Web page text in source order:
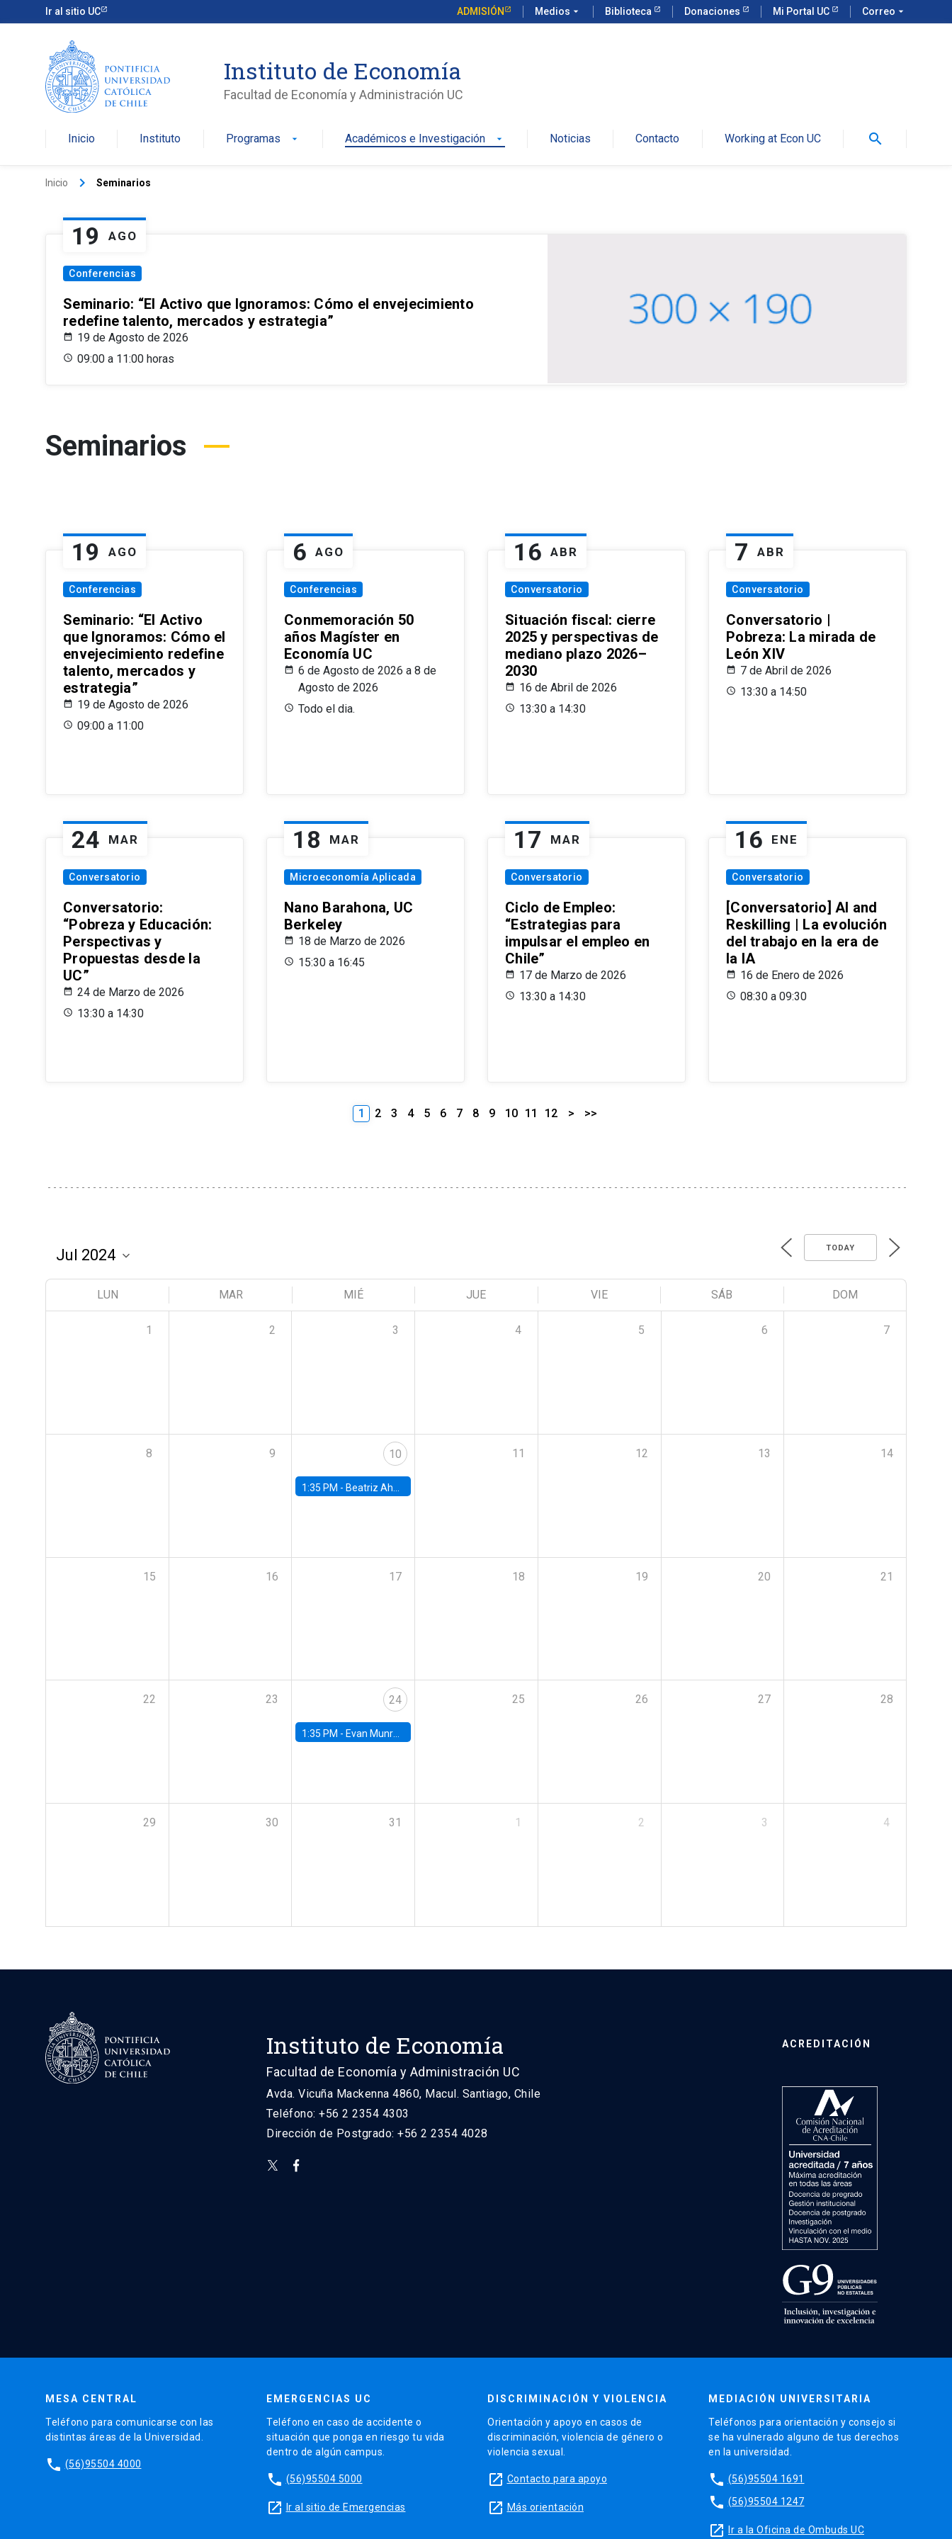
Ir al sitio UC ADMISIÓN Medios arrow_drop_down Biblioteca Donaciones Mi Portal UC Correo arrow_drop_down
Instituto de Economía
Facultad de Economía y Administración UC
Inicio Instituto Programas arrow_drop_down Académicos e Investigación arrow_drop_down Noticias Contacto Working at Econ UC search
Inicio keyboard_arrow_right Seminarios
19 AGO
Conferencias
Seminario: “El Activo que Ignoramos: Cómo el envejecimiento
redefine talento, mercados y estrategia”
19 de Agosto de 2026
09:00 a 11:00 horas
Seminarios
19 AGO
Conferencias
Seminario: “El Activo
que Ignoramos: Cómo el
envejecimiento redefine
talento, mercados y
estrategia”
19 de Agosto de 2026
09:00 a 11:00
6 AGO
Conferencias
Conmemoración 50
años Magíster en
Economía UC
6 de Agosto de 2026 a 8 de
Agosto de 2026
Todo el dia.
16 ABR
Conversatorio
Situación fiscal: cierre
2025 y perspectivas de
mediano plazo 2026–
2030
16 de Abril de 2026
13:30 a 14:30
7 ABR
Conversatorio
Conversatorio |
Pobreza: La mirada de
León XIV
7 de Abril de 2026
13:30 a 14:50
24 MAR
Conversatorio
Conversatorio:
“Pobreza y Educación:
Perspectivas y
Propuestas desde la
UC”
24 de Marzo de 2026
13:30 a 14:30
18 MAR
Microeconomía Aplicada
Nano Barahona, UC
Berkeley
18 de Marzo de 2026
15:30 a 16:45
17 MAR
Conversatorio
Ciclo de Empleo:
“Estrategias para
impulsar el empleo en
Chile”
17 de Marzo de 2026
13:30 a 14:30
16 ENE
Conversatorio
[Conversatorio] AI and
Reskilling | La evolución
del trabajo en la era de
la IA
16 de Enero de 2026
08:30 a 09:30
1 2 3 4 5 6 7 8 9 10 11 12 > >>
TODAY
LUN MAR MIÉ JUE VIE SÁB DOM
1 2 3 4 5 6 7
8 9 10
1:35 PM - Beatriz Ahumada, PhD candidate, Universidad de Pittsburgh
11 12 13 14
15 16 17 18 19 20 21
22 23 24
1:35 PM - Evan Munro, Neyman Visiting Assistant Professor in the Department of Statistics at UC Berkeley
25 26 27 28
29 30 31 1 2 3 4
Instituto de Economía
Facultad de Economía y Administración UC
Avda. Vicuña Mackenna 4860, Macul. Santiago, Chile
Teléfono: +56 2 2354 4303
Dirección de Postgrado: +56 2 2354 4028
ACREDITACIÓN
MESA CENTRAL
Teléfono para comunicarse con las
distintas áreas de la Universidad.
phone (56)95504 4000
EMERGENCIAS UC
Teléfono en caso de accidente o
situación que ponga en riesgo tu vida
dentro de algún campus.
phone (56)95504 5000
launch Ir al sitio de Emergencias
DISCRIMINACIÓN Y VIOLENCIA
Orientación y apoyo en casos de
discriminación, violencia de género o
violencia sexual.
launch Contacto para apoyo
launch Más orientación
MEDIACIÓN UNIVERSITARIA
Teléfonos para orientación y consejo si
se ha vulnerado alguno de tus derechos
en la universidad.
phone (56)95504 1691
phone (56)95504 1247
launch Ir a la Oficina de Ombuds UC